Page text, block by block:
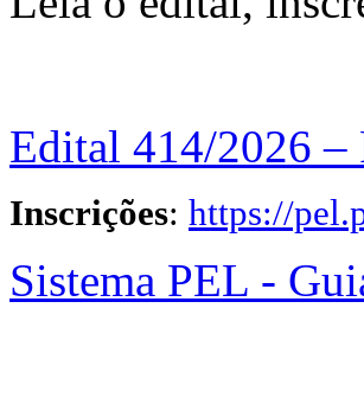
Edital 414/2026 –
Inscrições: https://
Sistema PEL -